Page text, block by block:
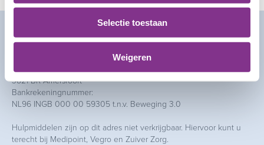
Selectie toestaan
Weigeren
Contact
Basicweg 24
3821 BR Amersfoort
Bankrekeningnummer:
NL96 INGB 000 00 59305 t.n.v. Beweging 3.0
Hulpmiddelen zijn op dit adres niet verkrijgbaar. Hiervoor kunt u
terecht bij Medipoint, Vegro en Zuiver Zorg.